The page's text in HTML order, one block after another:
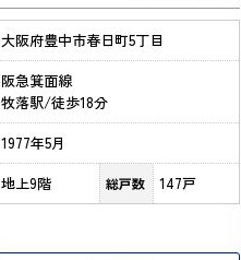
大阪府豊中市春日町5丁目
阪急箕面線
牧落駅/徒歩18分
1977年5月
地上9階 総戸数 147戸